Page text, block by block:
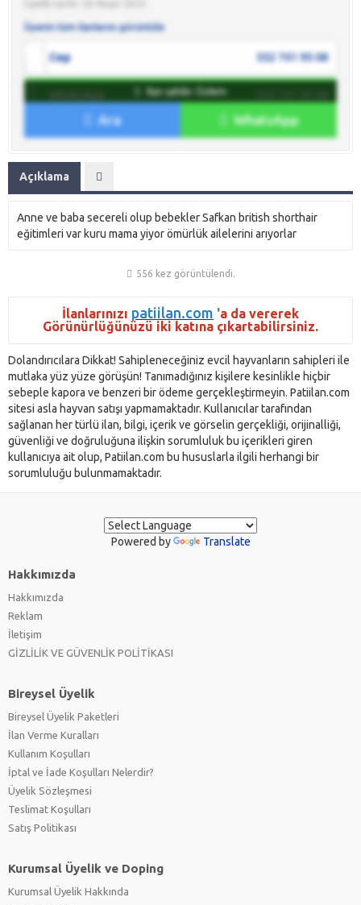
Üyenin tüm ilanlarını görüntüle
Cep 552 701 95 08
WhatsApp
İlan sahibine mesaj gönder
İlan sahibi: Özlem
Ara WhatsApp
Açıklama
Anne ve baba secereli olup bebekler Safkan british shorthair
eğitimleri var kuru mama yiyor ömürlük ailelerini arıyorlar
556 kez görüntülendi.
İlanlarınızı patiilan.com 'a da vererek
Görünürlüğünüzü iki katına çıkartabilirsiniz.
Dolandırıcılara Dikkat! Sahipleneceğiniz evcil hayvanların sahipleri ile
mutlaka yüz yüze görüşün! Tanımadığınız kişilere kesinlikle hiçbir
sebeple kapora ve benzeri bir ödeme gerçekleştirmeyin. Patiilan.com
sitesi asla hayvan satışı yapmamaktadır. Kullanıcılar tarafından
sağlanan her türlü ilan, bilgi, içerik ve görselin gerçekliği, orijinalliği,
güvenliği ve doğruluğuna ilişkin sorumluluk bu içerikleri giren
kullanıcıya ait olup, Patiilan.com bu hususlarla ilgili herhangi bir
sorumluluğu bulunmamaktadır.
Powered by Translate
Hakkımızda
Hakkımızda
Reklam
İletişim
GİZLİLİK VE GÜVENLİK POLİTİKASI
Bireysel Üyelik
Bireysel Üyelik Paketleri
İlan Verme Kuralları
Kullanım Koşulları
İptal ve İade Koşulları Nelerdir?
Üyelik Sözleşmesi
Teslimat Koşulları
Satış Politikası
Kurumsal Üyelik ve Doping
Kurumsal Üyelik Hakkında